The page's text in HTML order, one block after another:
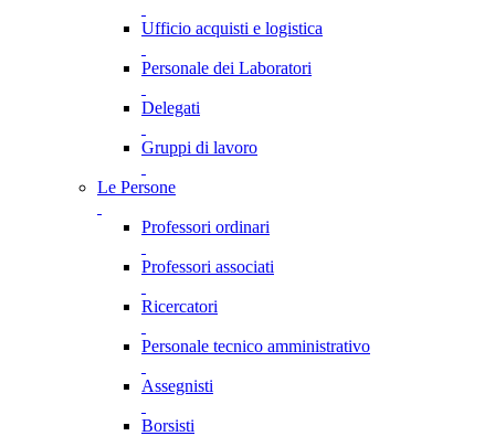
Ufficio acquisti e logistica
Personale dei Laboratori
Delegati
Gruppi di lavoro
Le Persone
Professori ordinari
Professori associati
Ricercatori
Personale tecnico amministrativo
Assegnisti
Borsisti